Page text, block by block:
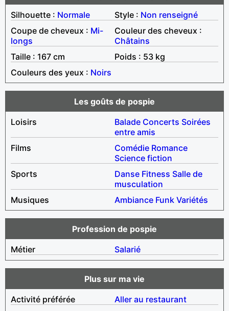
Silhouette : Normale Style : Non renseigné
Coupe de cheveux : Mi-
longs
Couleur des cheveux :
Châtains
Taille : 167 cm
Poids : 53 kg
Couleurs des yeux : Noirs
Les goûts de pospie
Loisirs
Balade Concerts Soirées
entre amis
Films
Comédie Romance
Science fiction
Sports
Danse Fitness Salle de
musculation
Musiques
Ambiance Funk Variétés
Profession de pospie
Métier
Salarié
Plus sur ma vie
Activité préférée
Aller au restaurant